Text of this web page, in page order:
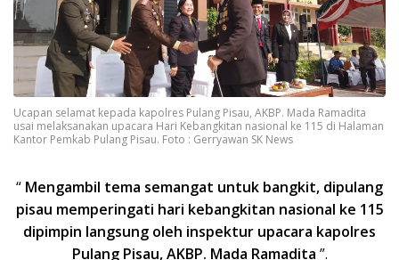
Ucapan selamat kepada kapolres Pulang Pisau, AKBP. Mada Ramadita
usai melaksanakan upacara Hari Kebangkitan nasional ke 115 di Halaman
Kantor Pemkab Pulang Pisau. Foto : Gerryawan SK News
“ Mengambil tema semangat untuk bangkit, dipulang
pisau memperingati hari kebangkitan nasional ke 115
dipimpin langsung oleh inspektur upacara kapolres
Pulang Pisau, AKBP. Mada Ramadita ”.